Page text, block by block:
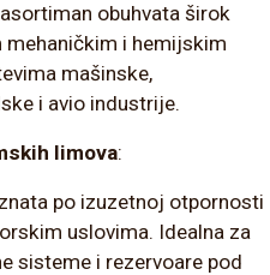
obuhvata širok
i hemijskim
mašinske,
i avio industrije.
limova:
po izuzetnoj otpornosti
uslovima. Idealna za
sisteme i rezervoare pod